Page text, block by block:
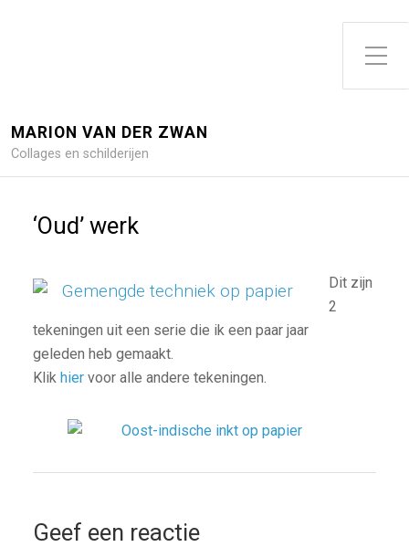
Toggle
MARION VAN DER ZWAN
Collages en schilderijen
‘Oud’ werk
Dit zijn
2
tekeningen uit een serie die ik een paar jaar
geleden heb gemaakt.
Klik hier voor alle andere tekeningen.
Geef een reactie